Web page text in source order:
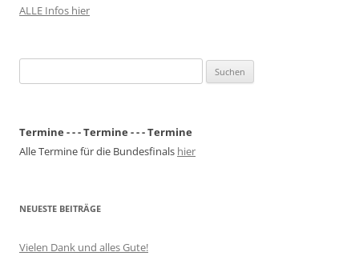
ALLE Infos hier
nach:
Termine - - - Termine - - - Termine
Alle Termine für die Bundesfinals hier
NEUESTE BEITRÄGE
Vielen Dank und alles Gute!